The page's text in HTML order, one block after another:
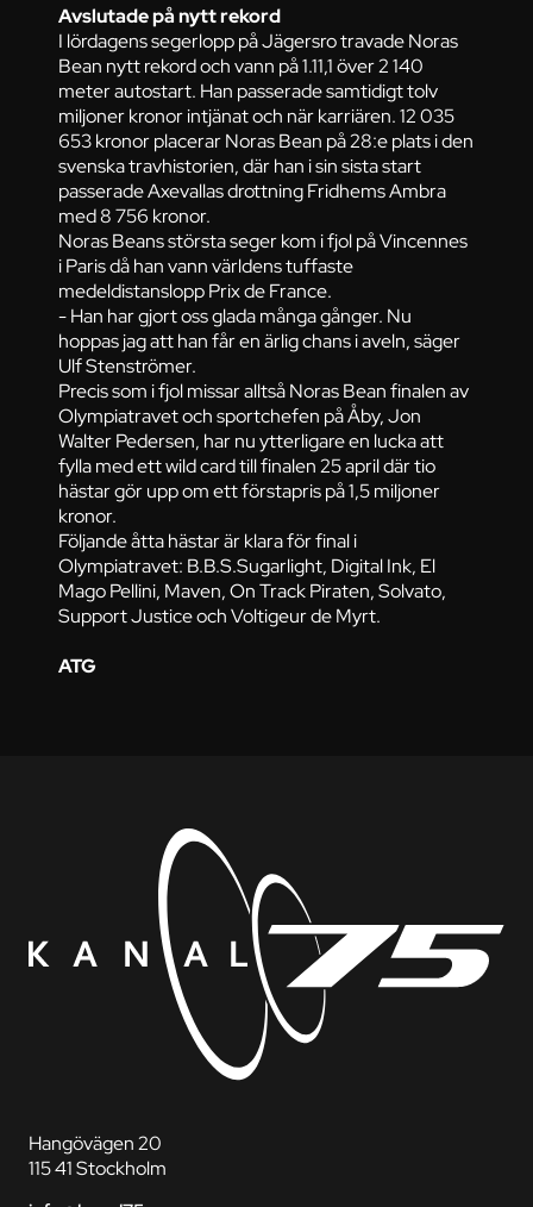
Avslutade på nytt rekord
I lördagens segerlopp på Jägersro travade Noras
Bean nytt rekord och vann på 1.11,1 över 2 140
meter autostart. Han passerade samtidigt tolv
miljoner kronor intjänat och när karriären. 12 035
653 kronor placerar Noras Bean på 28:e plats i den
svenska travhistorien, där han i sin sista start
passerade Axevallas drottning Fridhems Ambra
med 8 756 kronor.
Noras Beans största seger kom i fjol på Vincennes
i Paris då han vann världens tuffaste
medeldistanslopp Prix de France.
- Han har gjort oss glada många gånger. Nu
hoppas jag att han får en ärlig chans i aveln, säger
Ulf Stenströmer.
Precis som i fjol missar alltså Noras Bean finalen av
Olympiatravet och sportchefen på Åby, Jon
Walter Pedersen, har nu ytterligare en lucka att
fylla med ett wild card till finalen 25 april där tio
hästar gör upp om ett förstapris på 1,5 miljoner
kronor.
Följande åtta hästar är klara för final i
Olympiatravet: B.B.S.Sugarlight, Digital Ink, El
Mago Pellini, Maven, On Track Piraten, Solvato,
Support Justice och Voltigeur de Myrt.
ATG
Hangövägen 20
115 41 Stockholm